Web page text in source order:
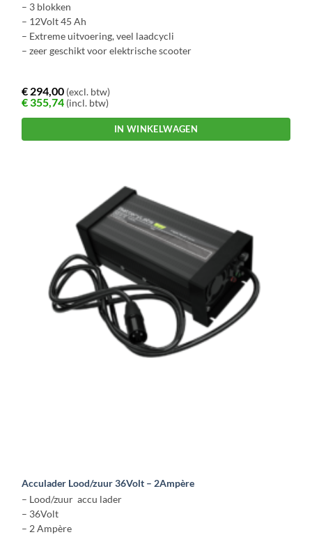
– 3 blokken
– 12Volt 45 Ah
– Extreme uitvoering, veel laadcycli
– zeer geschikt voor elektrische scooter
€ 294,00 (excl. btw)
€355,74 (incl. btw)
IN WINKELWAGEN
Acculader Lood/zuur 36Volt – 2Ampère
– Lood/zuur accu lader
– 36Volt
– 2 Ampère